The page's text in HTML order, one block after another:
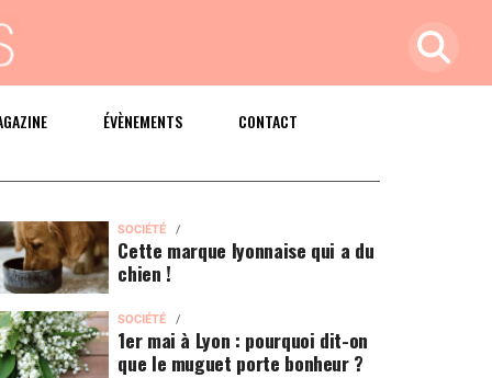
ÉVÈNEMENTS CONTACT
SOCIÉTÉ
Cette marque lyonnaise qui a du
chien !
SOCIÉTÉ
1er mai à Lyon : pourquoi dit-on
que le muguet porte bonheur ?